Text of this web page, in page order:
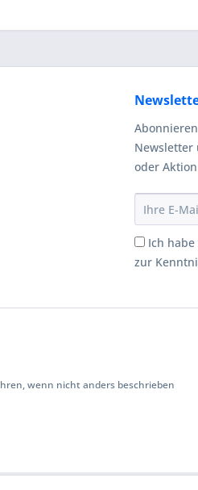
Newsletter
oder
Ich
zur
wenn nicht anders beschrieben